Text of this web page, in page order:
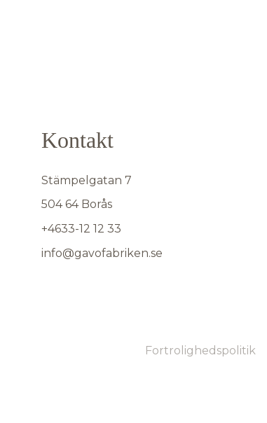
Kontakt
Stämpelgatan 7
504 64 Borås
+4633-12 12 33
info@gavofabriken.se
Fortrolighedspolitik